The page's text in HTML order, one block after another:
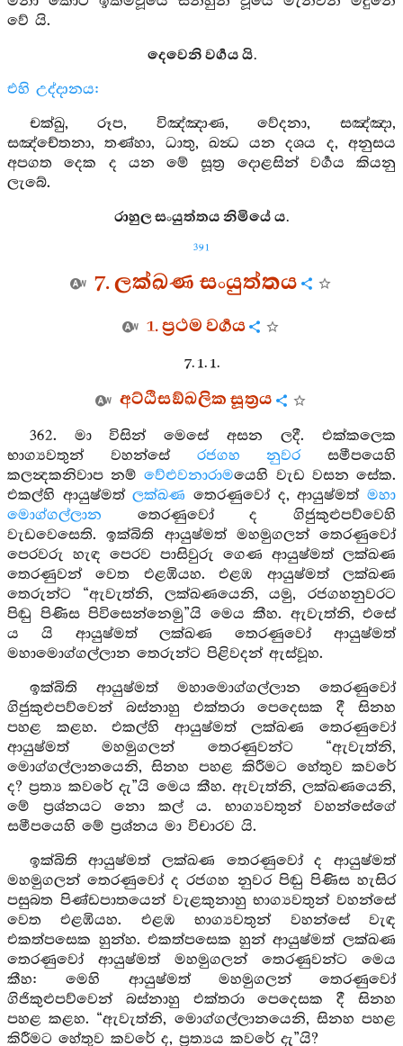
වේ යි.
දෙවෙනි වර්‍ගය යි.
එහි උද්දානය:
චක්ඛු, රූප, විඤ්ඤාණ, වේදනා, සඤ්ඤා,
සඤ්චේතනා, තණ්හා, ධාතු, ඛන්‍ධ යන දශය ද, අනුසය
අපගත දෙක ද යන මේ සූත්‍ර දොළසින් වර්‍ගය කියනු
ලැබේ.
රාහුල සංයුත්තය නිමියේ ය.
391
7. ලක්ඛණ සංයුත්තය
1. ප්‍රථම වර්‍ගය
7. 1. 1.
අට්ඨිසඞ්ඛලික සූත්‍රය
362. මා විසින් මෙසේ අසන ලදී. එක්කලෙක
භාග්‍යවතුන් වහන්සේ රජගහ නුවරසමීපයෙහි
කලන්‍දකනිවාප නම්වේළුවනාරාමයෙහි වැඩ වසන සේක.
එකල්හි ආයුෂ්මත්ලක්ඛණ තෙරණුවෝ ද, ආයුෂ්මත්මහා
මොග්ගල්ලාන තෙරණුවෝ ද ගිජුකුළුපව්වෙහි
වැඩවෙසෙති. ඉක්බිති ආයුෂ්මත් මහමුගලන් තෙරණුවෝ
පෙරවරු හැඳ පෙරව පාසිවුරු ගෙණ ආයුෂ්මත් ලක්ඛණ
තෙරණුවන් වෙත එළඹියහ. එළඹ ආයුෂ්මත් ලක්ඛණ
තෙරුන්ට “ඇවැත්නි, ලක්ඛණයෙනි, යමු, රජගහනුවරට
පිඬු පිණිස පිවිසෙන්නෙමු”යි මෙය කීහ. ඇවැත්නි, එසේ
ය යි ආයුෂ්මත් ලක්ඛණ තෙරණුවෝ ආයුෂ්මත්
මහාමොග්ගල්ලාන තෙරුන්ට පිළිවදන් ඇස්වූහ.
ඉක්බිති ආයුෂ්මත් මහාමොග්ගල්ලාන තෙරණුවෝ
ගිජුකුළුපව්වෙන් බස්නාහු එක්තරා පෙදෙසක දී සිනහ
පහළ කළහ. එකල්හි ආයුෂ්මත් ලක්ඛණ තෙරණුවෝ
ආයුෂ්මත් මහමුගලන් තෙරණුවන්ට “ඇවැත්නි,
මොග්ගල්ලානයෙනි, සිනහ පහළ කිරීමට හේතුව කවරේ
ද? ප්‍රත්‍ය කවරේ දැ”යි මෙය කීහ. ඇවැත්නි, ලක්ඛණයෙනි,
මේ ප්‍රශ්නයට නො කල් ය. භාග්‍යවතුන් වහන්සේගේ
සමීපයෙහි මේ ප්‍රශ්නය මා විචාරව යි.
ඉක්බිති ආයුෂ්මත් ලක්ඛණ තෙරණුවෝ ද ආයුෂ්මත්
මහමුගලන් තෙරණුවෝ ද රජගහ නුවර පිඬු පිණිස හැසිර
පසුබත පිණ්ඩපාතයෙන් වැළකුනාහු භාග්‍යවතුන් වහන්සේ
වෙත එළඹියහ. එළඹ භාග්‍යවතුන් වහන්සේ වැඳ
එකත්පසෙක හුන්හ. එකත්පසෙක හුන් ආයුෂ්මත් ලක්ඛණ
තෙරණුවෝ ආයුෂ්මත් මහමුගලන් තෙරණුවන්ට මෙය
කීහ: මෙහි ආයුෂ්මත් මහමුගලන් තෙරණුවෝ
ගිජිකුළුපව්වෙන් බස්නාහු එක්තරා පෙදෙසක දී සිනහ
පහළ කළහ. “ඇවැත්නි, මොග්ගල්ලානයෙනි, සිනහ පහළ
කිරීමට හේතුව කවරේ ද, ප්‍රත්‍යය කවරේ දැ”යි?